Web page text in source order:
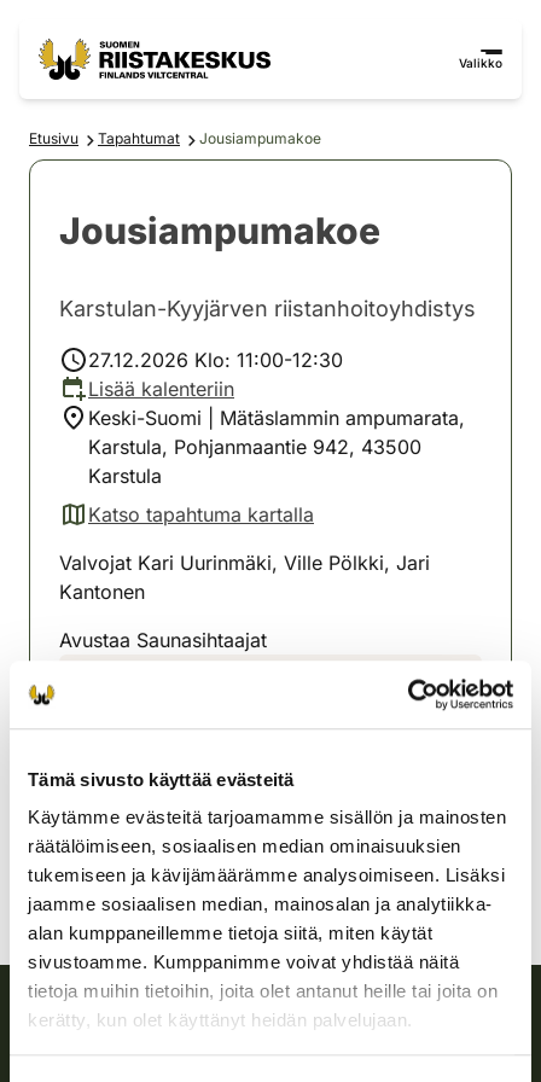
Tämä sivusto käyttää evästeitä
Käytämme evästeitä tarjoamamme sisällön ja mainosten
räätälöimiseen, sosiaalisen median ominaisuuksien
tukemiseen ja kävijämäärämme analysoimiseen. Lisäksi
jaamme sosiaalisen median, mainosalan ja analytiikka-
alan kumppaneillemme tietoja siitä, miten käytät
sivustoamme. Kumppanimme voivat yhdistää näitä
tietoja muihin tietoihin, joita olet antanut heille tai joita on
kerätty, kun olet käyttänyt heidän palvelujaan.
Valikko
Etusivu Tapahtumat Jousiampumakoe
Jousiampumakoe
Karstulan-Kyyjärven riistanhoitoyhdistys
27.12.2026 Klo: 11:00-12:30
Lisää kalenteriin
Keski-Suomi | Mätäslammin ampumarata,
Karstula, Pohjanmaantie 942, 43500
Karstula
Katso tapahtuma kartalla
(avautuu uuteen välilehteen)
Valvojat Kari Uurinmäki, Ville Pölkki, Jari
Kantonen
Avustaa Saunasihtaajat
riistanhoitoyhdistys
040 7048780
karstula-kyyjarvi@rhy.riista.fi